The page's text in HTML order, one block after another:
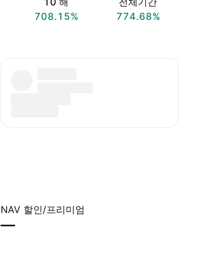
708.15%
774.68%
NAV 할인/프리미엄
—